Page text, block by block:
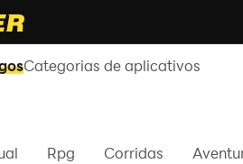
Categorias de aplicativos
Rpg Corridas